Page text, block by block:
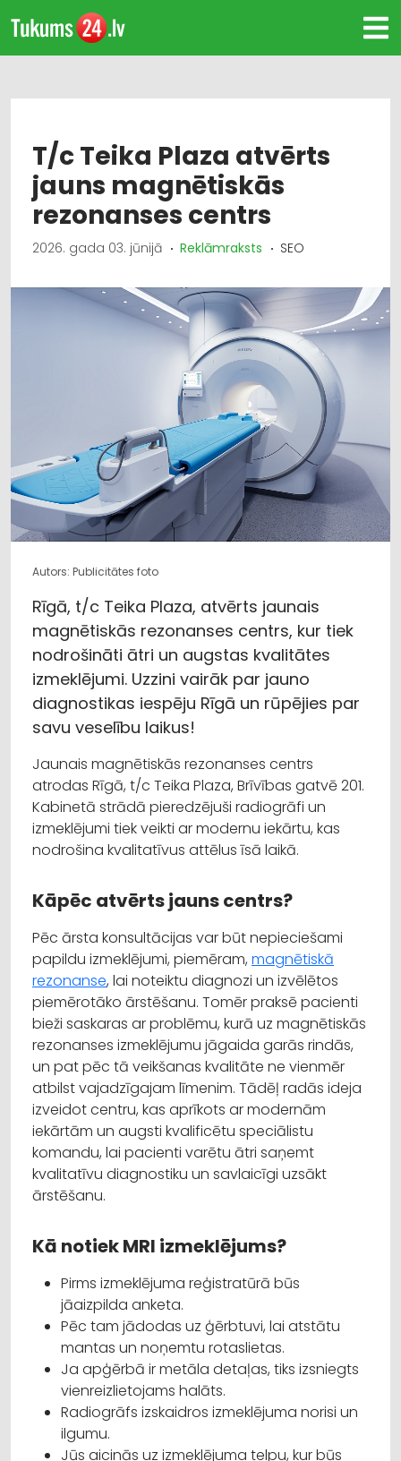
T/c Teika Plaza atvērts
jauns magnētiskās
rezonanses centrs
2026. gada 03. jūnijā Reklāmraksts SEO
Autors: Publicitātes foto
Rīgā, t/c Teika Plaza, atvērts jaunais
magnētiskās rezonanses centrs, kur tiek
nodrošināti ātri un augstas kvalitātes
izmeklējumi. Uzzini vairāk par jauno
diagnostikas iespēju Rīgā un rūpējies par
savu veselību laikus!
Jaunais magnētiskās rezonanses centrs
atrodas Rīgā, t/c Teika Plaza, Brīvības gatvē 201.
Kabinetā strādā pieredzējuši radiogrāfi un
izmeklējumi tiek veikti ar modernu iekārtu, kas
nodrošina kvalitatīvus attēlus īsā laikā.
Kāpēc atvērts jauns centrs?
Pēc ārsta konsultācijas var būt nepieciešami
papildu izmeklējumi, piemēram, magnētiskā
rezonanse, lai noteiktu diagnozi un izvēlētos
piemērotāko ārstēšanu. Tomēr praksē pacienti
bieži saskaras ar problēmu, kurā uz magnētiskās
rezonanses izmeklējumu jāgaida garās rindās,
un pat pēc tā veikšanas kvalitāte ne vienmēr
atbilst vajadzīgajam līmenim. Tādēļ radās ideja
izveidot centru, kas aprīkots ar modernām
iekārtām un augsti kvalificētu speciālistu
komandu, lai pacienti varētu ātri saņemt
kvalitatīvu diagnostiku un savlaicīgi uzsākt
ārstēšanu.
Kā notiek MRI izmeklējums?
Pirms izmeklējuma reģistratūrā būs
jāaizpilda anketa.
Pēc tam jādodas uz ģērbtuvi, lai atstātu
mantas un noņemtu rotaslietas.
Ja apģērbā ir metāla detaļas, tiks izsniegts
vienreizlietojams halāts.
Radiogrāfs izskaidros izmeklējuma norisi un
ilgumu.
Jūs aicinās uz izmeklējuma telpu, kur būs